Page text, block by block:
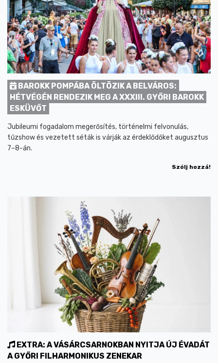
BAROKK POMPÁBA ÖLTÖZIK A BELVÁROS:
HÉTVÉGÉN RENDEZIK MEG A XXXIII. GYŐRI BAROKK
ESKÜVŐT
Jubileumi fogadalom megerősítés, történelmi felvonulás,
tűzshow és vezetett séták is várják az érdeklődőket augusztus
7–8-án.
Szólj hozzá!
EXTRA: A VÁSÁRCSARNOKBAN NYITJA ÚJ ÉVADÁT
A GYŐRI FILHARMONIKUS ZENEKAR